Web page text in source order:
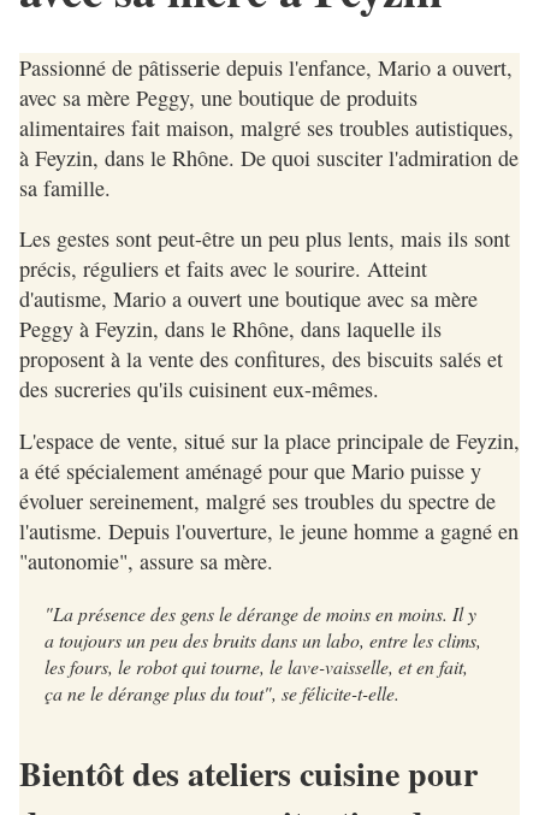
Passionné de pâtisserie depuis l'enfance, Mario a ouvert,
avec sa mère Peggy, une boutique de produits
alimentaires fait maison, malgré ses troubles autistiques,
à Feyzin, dans le Rhône. De quoi susciter l'admiration de
sa famille.
Les gestes sont peut-être un peu plus lents, mais ils sont
précis, réguliers et faits avec le sourire. Atteint
d'autisme, Mario a ouvert une boutique avec sa mère
Peggy à Feyzin, dans le Rhône, dans laquelle ils
proposent à la vente des confitures, des biscuits salés et
des sucreries qu'ils cuisinent eux-mêmes.
L'espace de vente, situé sur la place principale de Feyzin,
a été spécialement aménagé pour que Mario puisse y
évoluer sereinement, malgré ses troubles du spectre de
l'autisme. Depuis l'ouverture, le jeune homme a gagné en
"autonomie", assure sa mère.
"La présence des gens le dérange de moins en moins. Il y
a toujours un peu des bruits dans un labo, entre les clims,
les fours, le robot qui tourne, le lave-vaisselle, et en fait,
ça ne le dérange plus du tout", se félicite-t-elle.
Bientôt des ateliers cuisine pour